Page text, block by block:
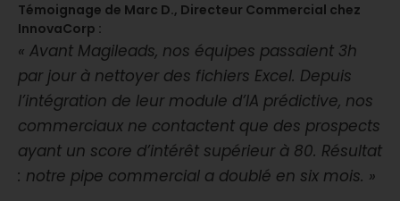
Témoignage de Marc D., Directeur Commercial chez
InnovaCorp :
« Avant Magileads, nos équipes passaient 3h
par jour à nettoyer des fichiers Excel. Depuis
l’intégration de leur module d’IA prédictive, nos
commerciaux ne contactent que des prospects
ayant un score d’intérêt supérieur à 80. Résultat
: notre pipe commercial a doublé en six mois. »